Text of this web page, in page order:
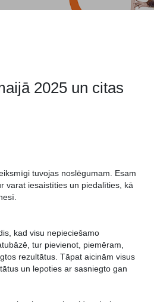
2025 un citas
tuvojas noslēgumam. Esam
varat iesaistīties un piedalīties, kā
kad visu nepieciešamo
tur pievienot, piemēram,
rezultātus. Tāpat aicinām visus
un lepoties ar sasniegto gan